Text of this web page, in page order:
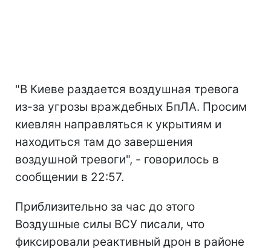
"В Киеве раздается воздушная тревога
из-за угрозы враждебных БпЛА. Просим
киевлян направляться к укрытиям и
находиться там до завершения
воздушной тревоги", - говорилось в
сообщении в 22:57.
Приблизительно за час до этого
Воздушные силы ВСУ писали, что
фиксировали реактивный дрон в районе